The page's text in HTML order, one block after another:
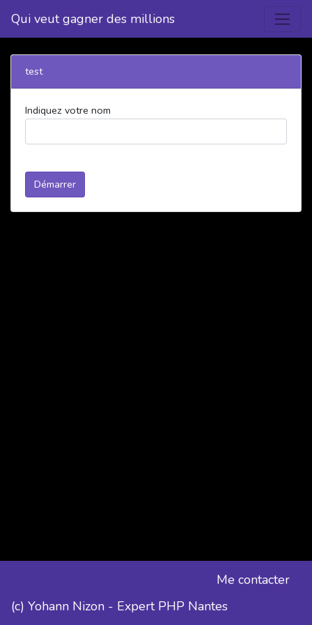
Qui veut gagner des millions
test
Indiquez votre nom
Me contacter
(c) Yohann Nizon - Expert PHP Nantes